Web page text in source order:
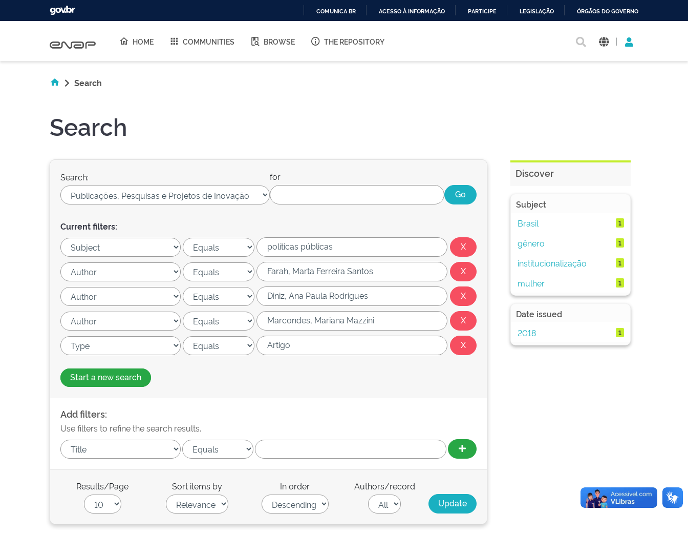
O
COMUNICA BR ACESSO À INFORMAÇÃO PARTICIPE LEGISLAÇÃO ÓRGÃOS DO GOVERNO
HOME COMMUNITIES BROWSE THE REPOSITORY |
Search
Search
Search: for
Current filters:
Start a new search
Add filters:
Use filters to refine the search results.
Results/Page Sort items by In order Authors/record
Discover
Subject
Brasil
1
gênero 1
institucionalização 1
mulher 1
Date issued
2018
1